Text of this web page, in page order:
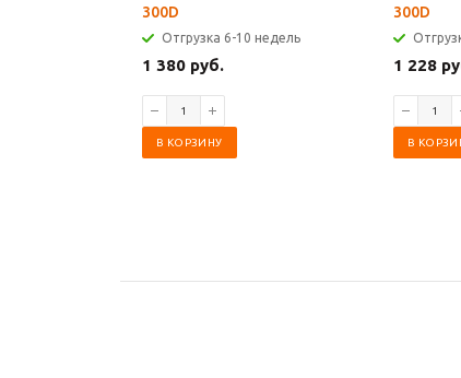
300D
Отгрузка 6-10 недель
1 380 руб.
В КОРЗИНУ
300D
1 228
В